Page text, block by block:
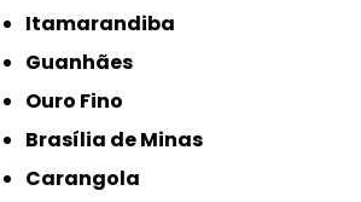
Itamarandiba
Guanhães
Ouro Fino
Brasília de Minas
Carangola